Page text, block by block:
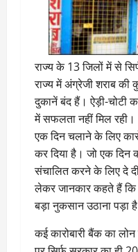
राज्य के 13 जिलों में से
राज्य में अंग्रेजी शराब
दुकानें बंद हैं। ऐड़ी-चोटी
में सफलता नहीं मिल
एक दिन चलाने के लिए
कर दिया है। जो एक दिन
संचालित करने के लिए दे
लेकर जानकार कहते हैं कि
बड़ा नुकसान उठाना पड़ा
कई कारोबारी बैंक का लोन